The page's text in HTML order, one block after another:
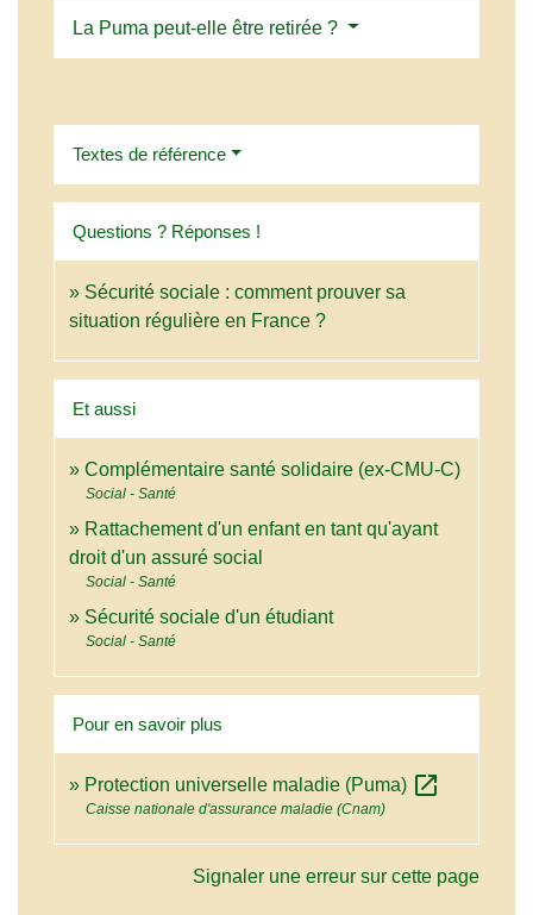
La Puma peut-elle être retirée ?
Textes de référence
Questions ? Réponses !
Sécurité sociale : comment prouver sa
situation régulière en France ?
Et aussi
Complémentaire santé solidaire (ex-CMU-C)
Social - Santé
Rattachement d'un enfant en tant qu'ayant
droit d'un assuré social
Social - Santé
Sécurité sociale d'un étudiant
Social - Santé
Pour en savoir plus
Protection universelle maladie (Puma) open_in_new
Caisse nationale d'assurance maladie (Cnam)
Signaler une erreur sur cette page